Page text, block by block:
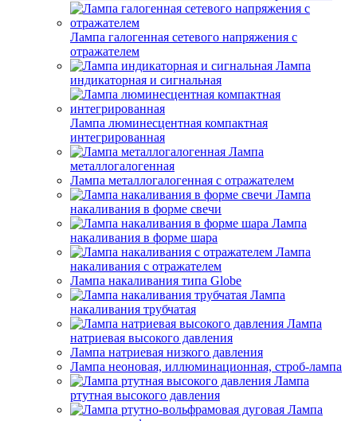
Лампа галогенная сетевого напряжения с
отражателем
Лампа
индикаторная и сигнальная
Лампа люминесцентная компактная
интегрированная
Лампа
металлогалогенная
Лампа металлогалогенная с отражателем
Лампа
накаливания в форме свечи
Лампа
накаливания в форме шара
Лампа
накаливания с отражателем
Лампа накаливания типа Globe
Лампа
накаливания трубчатая
Лампа
натриевая высокого давления
Лампа натриевая низкого давления
Лампа неоновая, иллюминационная, строб-лампа
Лампа
ртутная высокого давления
Лампа